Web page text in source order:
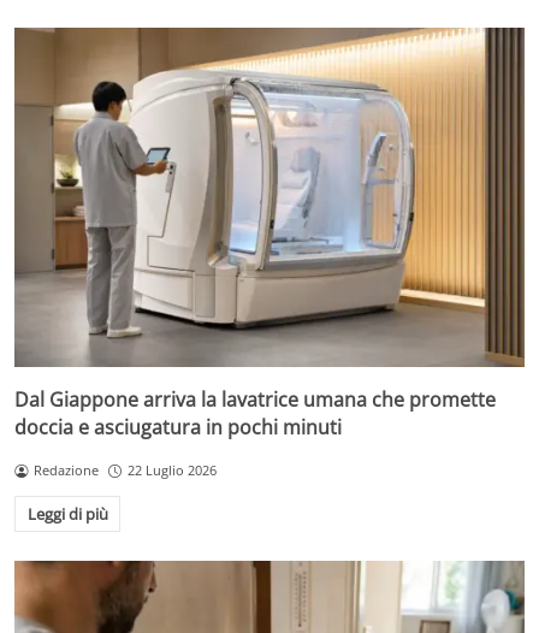
Dal Giappone arriva la lavatrice umana che promette
doccia e asciugatura in pochi minuti
Redazione 22 Luglio 2026
Leggi di più